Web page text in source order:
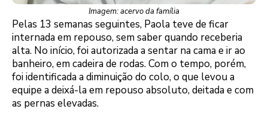
Imagem: acervo da família
Pelas 13 semanas seguintes, Paola teve de ficar
internada em repouso, sem saber quando receberia
alta. No início, foi autorizada a sentar na cama e ir ao
banheiro, em cadeira de rodas. Com o tempo, porém,
foi identificada a diminuição do colo, o que levou a
equipe a deixá-la em repouso absoluto, deitada e com
as pernas elevadas.